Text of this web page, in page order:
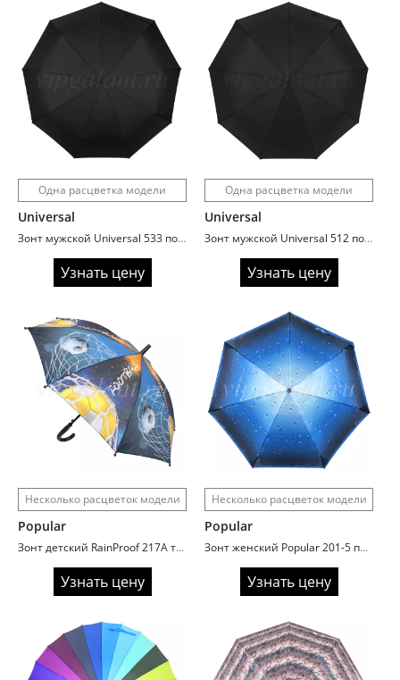
Одна расцветка модели
Universal
Зонт мужской Universal 533 полный автомат семейный с кожаной ручкой
Узнать цену
Одна расцветка модели
Universal
Зонт мужской Universal 512 полный автомат с кожаной ручкой
Узнать цену
Несколько расцветок модели
Popular
Зонт детский RainProof 217A трость автомат Football
Узнать цену
Несколько расцветок модели
Popular
Зонт женский Popular 201-5 полный автомат 4 сложения
Узнать цену